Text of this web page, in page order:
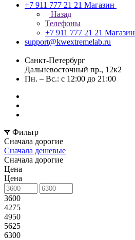
+7 911 777 21 21 Магазин
Назад
Телефоны
+7 911 777 21 21 Магазин
support@kwextremelab.ru
Санкт-Петербург
Дальневосточный пр., 12к2
Пн. – Вс.: с 12:00 до 21:00
Фильтр
Сначала дорогие
Сначала дешевые
Сначала дорогие
Цена
Цена
3600
4275
4950
5625
6300